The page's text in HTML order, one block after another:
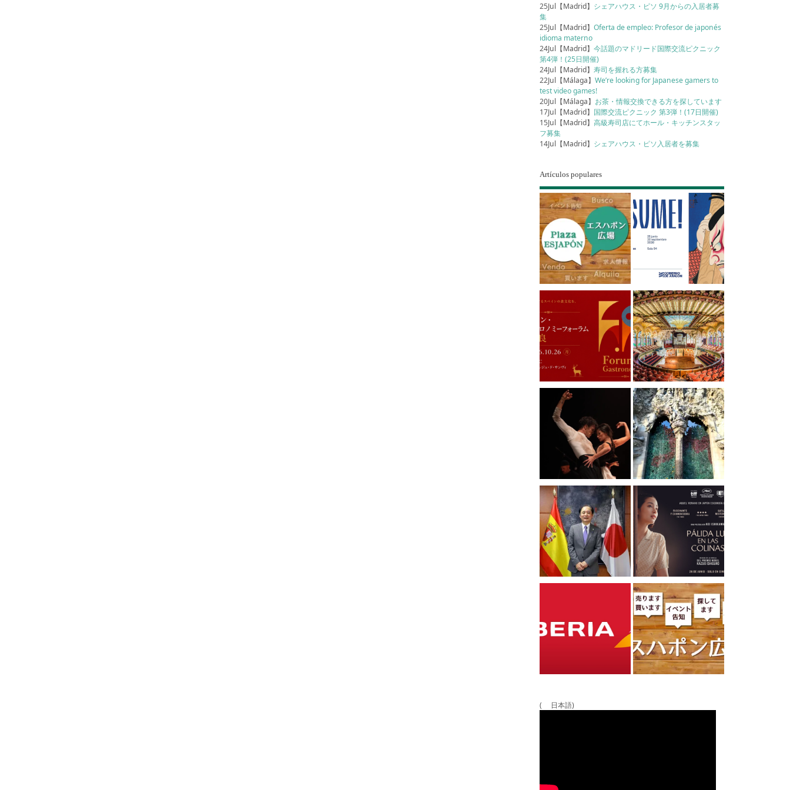
25Jul【Madrid】 シェアハウス・ピソ 9月からの入居者募
集
25Jul【Madrid】Oferta de empleo: Profesor de japonés
idioma materno
24Jul【Madrid】今話題のマドリード国際交流ピクニック
第4弾！(25日開催)
24Jul【Madrid】寿司を握れる方募集
22Jul【Málaga】We’re looking for Japanese gamers to
test video games!
20Jul【Málaga】 お茶・情報交換できる方を探しています
17Jul【Madrid】 国際交流ピクニック 第3弾！(17日開催)
15Jul【Madrid】高級寿司店にてホール・キッチンスタッ
フ募集
14Jul【Madrid】 シェアハウス・ピソ入居者を募集
Artículos populares
( 日本語)